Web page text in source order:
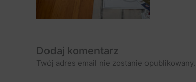
Dodaj komentarz
Twój adres email nie zostanie opublikowany.